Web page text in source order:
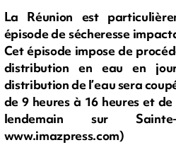
La Réunion est
épisode de sécheresse
Cet épisode impose de
distribution en eau en
distribution de l’eau sera
de 9 heures à 16 heures et
lendemain sur
www.imazpress.com)